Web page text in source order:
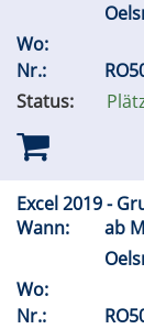
Wo:
Nr.:
Status:
Excel 2019 -
Wann:
ab
Wo:
Nr.: